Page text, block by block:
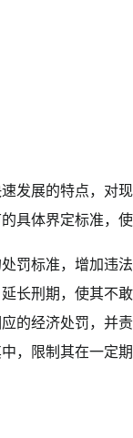
发展的特点，对
具体界定标准，
罚标准，增加违
长刑期，使其不
的经济处罚，并
，限制其在一定